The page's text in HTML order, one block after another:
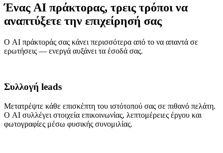
Ένας AI πράκτορας, τρεις τρόποι να
αναπτύξετε την επιχείρησή σας
Ο AI πράκτοράς σας κάνει περισσότερα από το να απαντά σε
ερωτήσεις — ενεργά αυξάνει τα έσοδά σας.
Συλλογή leads
Μετατρέψτε κάθε επισκέπτη του ιστότοπού σας σε πιθανό πελάτη.
Ο AI συλλέγει στοιχεία επικοινωνίας, λεπτομέρειες έργου και
φωτογραφίες μέσω φυσικής συνομιλίας.